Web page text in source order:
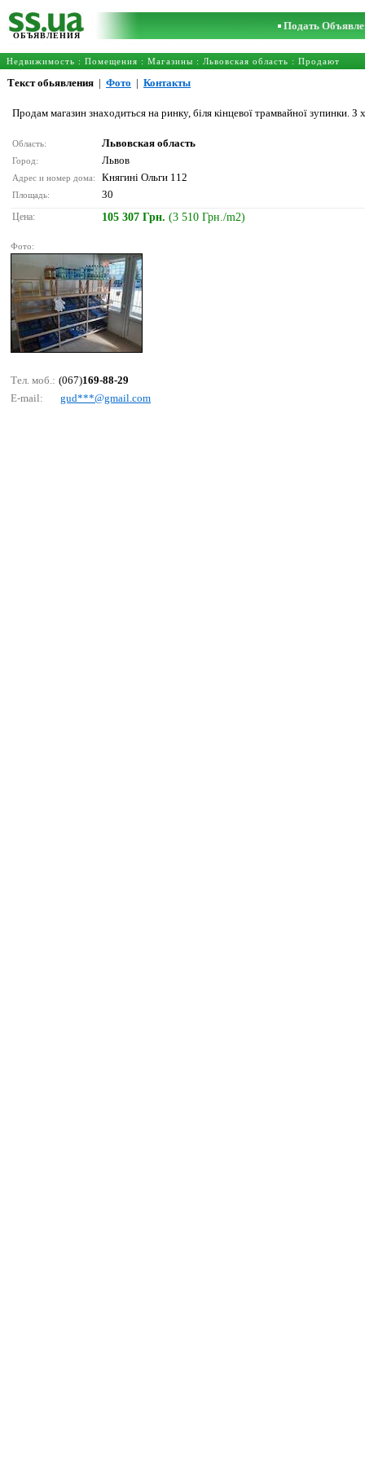
ОБЪЯВЛЕНИЯ
Подать
Недвижимость : Помещения : Магазины : Львовская область : Продают
Текст обьявления | Фото | Контакты
Продам магазин знаходиться на ринку, біля кінцевої трамвайної
Область: Львовская область
Город: Львов
Адрес и номер дома: Княгині Ольги 112
Площадь: 30
Цена: 105 307 Грн. (3 510 Грн./m2)
Фото:
Тел. моб.: (067)169-88-29
E-mail:
gud***@gmаil.соm